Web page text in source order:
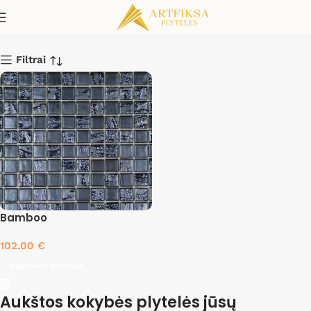
Blanco 50 %
Filtrai
Bamboo
102.00 €
Aukštos kokybės plytelės jūsų